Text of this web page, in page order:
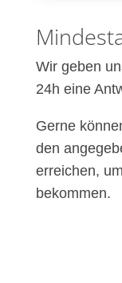
Wir geben
24h eine
Gerne
den
erreichen,
bekommen.